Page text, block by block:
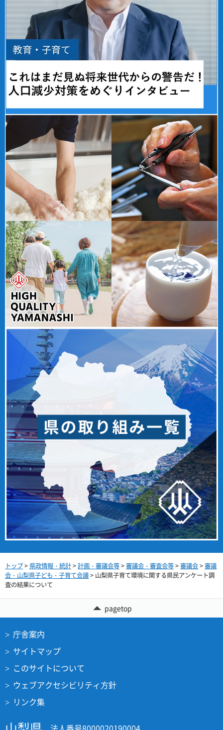
トップ> 県政情報・統計>計画・審議会等>審議会・審査会等>審議会>審議
会・山梨県子ども・子育て会議> 山梨県子育て環境に関する県民アンケート調
査の結果について
pagetop
庁舎案内
サイトマップ
このサイトについて
ウェブアクセシビリティ方針
リンク集